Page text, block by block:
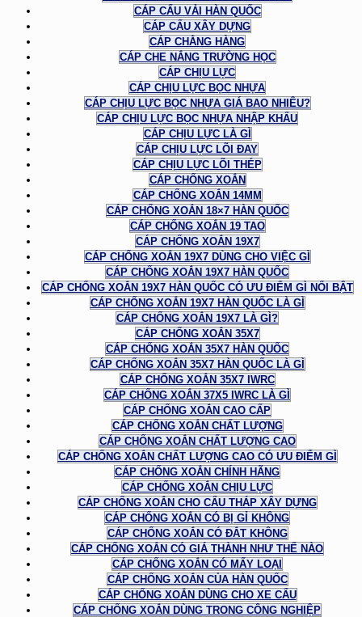
CÁP CẨU VẢI HÀN QUỐC
CÁP CẨU XÂY DỰNG
CÁP CHẰNG HÀNG
CÁP CHE NẮNG TRƯỜNG HỌC
CÁP CHỊU LỰC
CÁP CHỊU LỰC BỌC NHỰA
CÁP CHỊU LỰC BỌC NHỰA GIÁ BAO NHIÊU?
CÁP CHỊU LỰC BỌC NHỰA NHẬP KHẨU
CÁP CHỊU LỰC LÀ GÌ
CÁP CHỊU LỰC LÕI ĐAY
CÁP CHỊU LỰC LÕI THÉP
CÁP CHỐNG XOẮN
CÁP CHỐNG XOẮN 14MM
CÁP CHỐNG XOẮN 18×7 HÀN QUỐC
CÁP CHỐNG XOẮN 19 TAO
CÁP CHỐNG XOẮN 19X7
CÁP CHỐNG XOẮN 19X7 DÙNG CHO VIỆC GÌ
CÁP CHỐNG XOẮN 19X7 HÀN QUỐC
CÁP CHỐNG XOẮN 19X7 HÀN QUỐC CÓ ƯU ĐIỂM GÌ NỔI BẬT
CÁP CHỐNG XOẮN 19X7 HÀN QUỐC LÀ GÌ
CÁP CHỐNG XOẮN 19X7 LÀ GÌ?
CÁP CHỐNG XOẮN 35X7
CÁP CHỐNG XOẮN 35X7 HÀN QUỐC
CÁP CHỐNG XOẮN 35X7 HÀN QUỐC LÀ GÌ
CÁP CHỐNG XOẮN 35X7 IWRC
CÁP CHỐNG XOẮN 37X5 IWRC LÀ GÌ
CÁP CHỐNG XOẮN CAO CẤP
CÁP CHỐNG XOẮN CHẤT LƯỢNG
CÁP CHỐNG XOẮN CHẤT LƯỢNG CAO
CÁP CHỐNG XOẮN CHẤT LƯỢNG CAO CÓ ƯU ĐIỂM GÌ
CÁP CHỐNG XOẮN CHÍNH HÃNG
CÁP CHỐNG XOẮN CHỊU LỰC
CÁP CHỐNG XOẮN CHO CẨU THÁP XÂY DỰNG
CÁP CHỐNG XOẮN CÓ BỊ GỈ KHÔNG
CÁP CHỐNG XOẮN CÓ ĐẮT KHÔNG
CÁP CHỐNG XOẮN CÓ GIÁ THÀNH NHƯ THẾ NÀO
CÁP CHỐNG XOẮN CÓ MẤY LOẠI
CÁP CHỐNG XOẮN CỦA HÀN QUỐC
CÁP CHỐNG XOẮN DÙNG CHO XE CẨU
CÁP CHỐNG XOẮN DÙNG TRONG CÔNG NGHIỆP